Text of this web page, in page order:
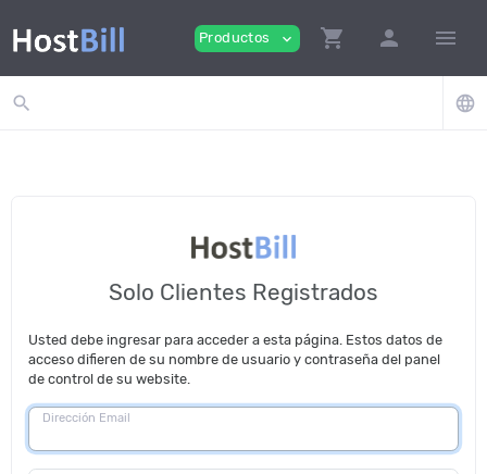
Productos expand_more shopping_cart person menu
search language
Solo Clientes Registrados
Usted debe ingresar para acceder a esta página. Estos datos de
acceso difieren de su nombre de usuario y contraseña del panel
de control de su website.
Dirección Email